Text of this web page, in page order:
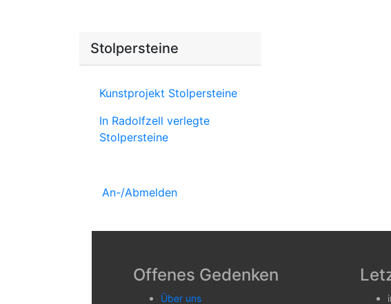
Stolpersteine
Kunstprojekt Stolpersteine
In Radolfzell verlegte
Stolpersteine
An-/Abmelden
Offenes Gedenken
Über uns